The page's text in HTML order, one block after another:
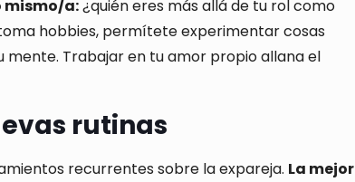
mismo/a:¿quién eres más allá de tu rol como
hobbies, permítete experimentar cosas
Trabajar en tu amor propio allana el
rutinas
recurrentes sobre la expareja. La mejor